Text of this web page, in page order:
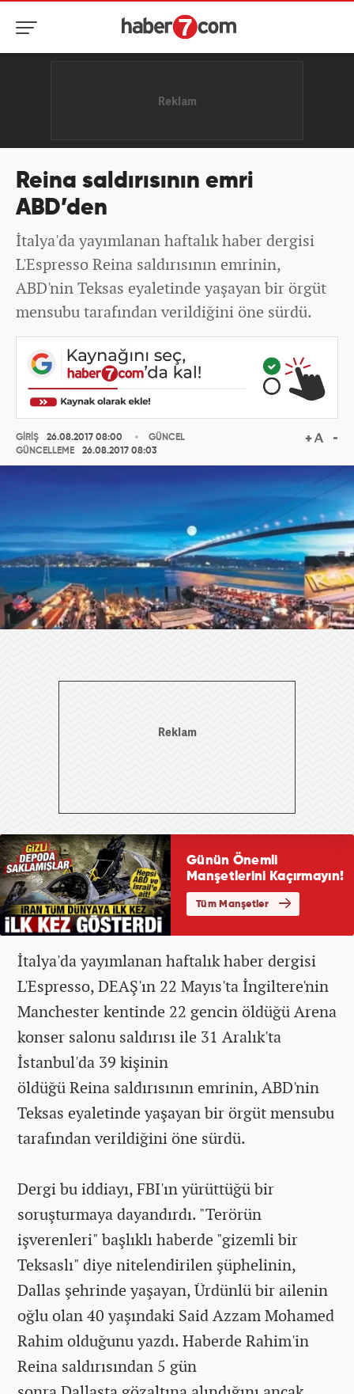
Reina saldırısının emri
ABD’den
İtalya'da yayımlanan haftalık haber dergisi
L'Espresso Reina saldırısının emrinin,
ABD'nin Teksas eyaletinde yaşayan bir örgüt
mensubu tarafından verildiğini öne sürdü.
GİRİŞ
26.08.2017 08:00
GÜNCELLEME
26.08.2017 08:03
GÜNCEL
İtalya'da yayımlanan haftalık haber dergisi
L'Espresso, DEAŞ'ın 22 Mayıs'ta İngiltere'nin
Manchester kentinde 22 gencin öldüğü Arena
konser salonu saldırısı ile 31 Aralık'ta
İstanbul'da 39 kişinin
öldüğü Reina saldırısının emrinin, ABD'nin
Teksas eyaletinde yaşayan bir örgüt mensubu
tarafından verildiğini öne sürdü.
Dergi bu iddiayı, FBI'ın yürüttüğü bir
soruşturmaya dayandırdı. "Terörün
işverenleri" başlıklı haberde "gizemli bir
Teksaslı" diye nitelendirilen şüphelinin,
Dallas şehrinde yaşayan, Ürdünlü bir ailenin
oğlu olan 40 yaşındaki Said Azzam Mohamed
Rahim olduğunu yazdı. Haberde Rahim'in
Reina saldırısından 5 gün